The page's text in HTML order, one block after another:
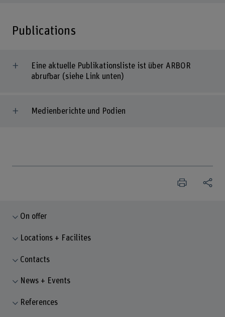
Publications
Eine aktuelle Publikationsliste ist über ARBOR
abrufbar (siehe Link unten)
Medienberichte und Podien
On offer
Locations + Facilites
Contacts
News + Events
References